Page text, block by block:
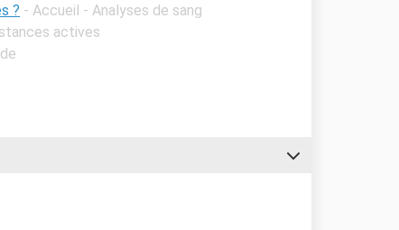
? - Accueil - Analyses de sang
actives